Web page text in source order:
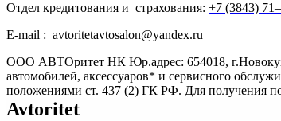
Отдел кредитования и страхования: +7 (3843)
E-mail : avtoritetavtosalon@yandex.ru
ООО АВТОритет НК Юр.адрес: 654018,
автомобилей, аксессуаров* и сервисного
положениями ст. 437 (2) ГК РФ. Для получения
Avtoritet